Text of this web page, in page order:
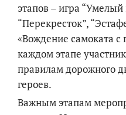
этапов – игра
“Перекресток”,
«Вождение самоката с
каждом этапе
правилам дорожного
героев.
Важным этапам